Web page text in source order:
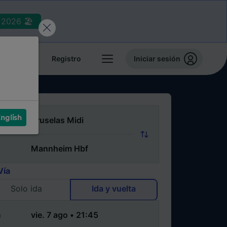
2026 🏖️
Registro Iniciar sesión
Solo ida
Ida y vuelta